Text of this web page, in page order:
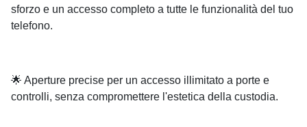
sforzo e un accesso completo a tutte le funzionalità del tuo
telefono.
🌟 Aperture precise per un accesso illimitato a porte e
controlli, senza compromettere l'estetica della custodia.